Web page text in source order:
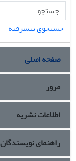
جستجوی پیشرفته
صفحه اصلی
مرور
اطلاعات نشریه
راهنمای نویسندگان